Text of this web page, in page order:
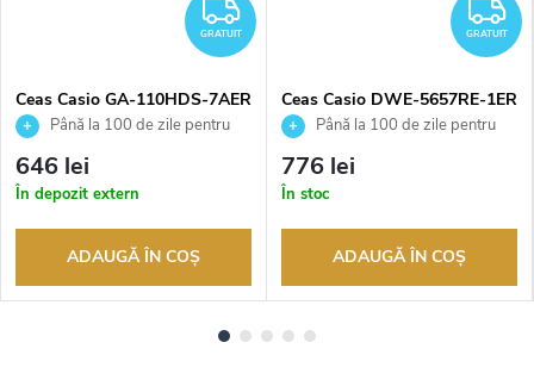
GRATUIT
GRATUIT
Ceas Casio GA-110HDS-7AER
Până la 100 de zile pentru
returnarea bunurilor. Vânzător
autorizat
646 lei
În depozit extern
ADAUGĂ ÎN COŞ
GRATUIT
Ceas Casio DWE-5657RE-1ER
Până la 100 de zile pentru
returnarea bunurilor. Vânzător
autorizat
776 lei
În stoc
ADAUGĂ ÎN COŞ